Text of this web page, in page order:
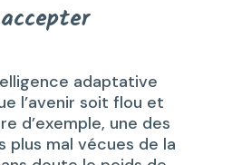
adaptative
l’avenir soit flou et
d’exemple, une des
plus mal vécues de la